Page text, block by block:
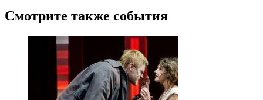
Смотрите также события